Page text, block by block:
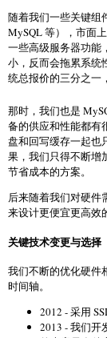
随着我们一些关键组
MySQL 等），市面
一些高级服务器功能
小，反而会拖累系统
统总报价的三分之一
那时，我们也是
备的供应和性能都有
盘和回写缓存一起也
果，我们只得不断增
节省成本的方案。
后来随着我们对硬件
来设计更便宜更高效
关键技术变更与选择
我们不断的优化硬件
时间轴。
2012 - 采用
2013 - 我们开